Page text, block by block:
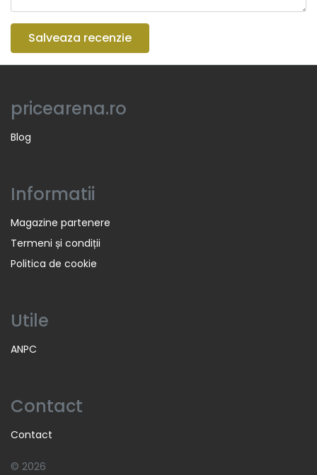
Salveaza recenzie
pricearena.ro
Blog
Informatii
Magazine partenere
Termeni și condiții
Politica de cookie
Utile
ANPC
Contact
Contact
© 2026